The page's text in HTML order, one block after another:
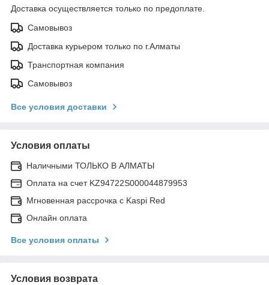
Доставка осуществляется только по предоплате.
Самовывоз
Доставка курьером только по г.Алматы
Транспортная компания
Самовывоз
Все условия доставки
Условия оплаты
Наличными ТОЛЬКО В АЛМАТЫ
Оплата на счет KZ94722S000044879953
Мгновенная рассрочка с Kaspi Red
Онлайн оплата
Все условия оплаты
Условия возврата